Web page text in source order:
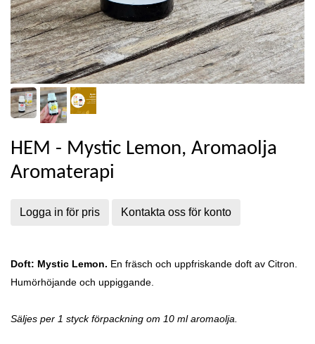
HEM - Mystic Lemon, Aromaolja
Aromaterapi
Logga in för pris Kontakta oss för konto
Doft: Mystic Lemon. En fräsch och uppfriskande doft av Citron.
Humörhöjande och uppiggande.
Säljes per 1 styck förpackning om 10 ml aromaolja.